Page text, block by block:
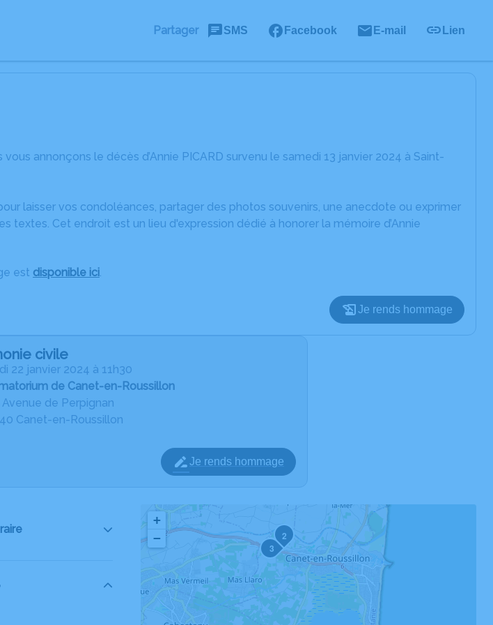
Partager SMS Facebook E-mail Lien
annonçons le décès d’Annie PICARD survenu le samedi 13 janvier 2024 à Saint-
laisser vos condoléances, partager des photos souvenirs, une anecdote ou exprimer
textes. Cet endroit est un lieu d'expression dédié à honorer la mémoire d’Annie
est disponible ici.
Je rends hommage
civile
22 janvier 2024 à 11h30
de Canet-en-Roussillon
Avenue de Perpignan
Canet-en-Roussillon
Je rends hommage
2
3
+
−